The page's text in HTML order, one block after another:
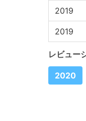
2019
2019
レビュー
2020